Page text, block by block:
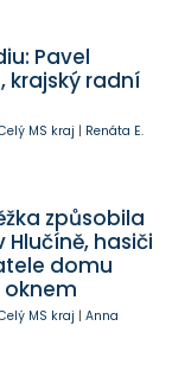
Pavel
krajský radní
MS kraj | Renáta E.
způsobila
hasiči
domu
MS kraj | Anna